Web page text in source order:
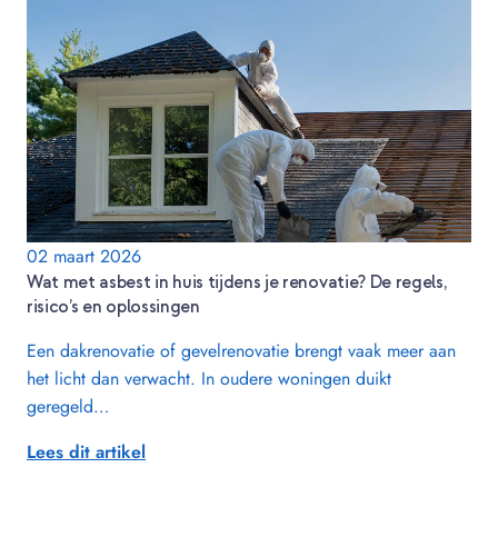
02 maart 2026
Wat met asbest in huis tijdens je renovatie? De regels,
risico’s en oplossingen
Een dakrenovatie of gevelrenovatie brengt vaak meer aan
het licht dan verwacht. In oudere woningen duikt
geregeld…
Lees dit artikel